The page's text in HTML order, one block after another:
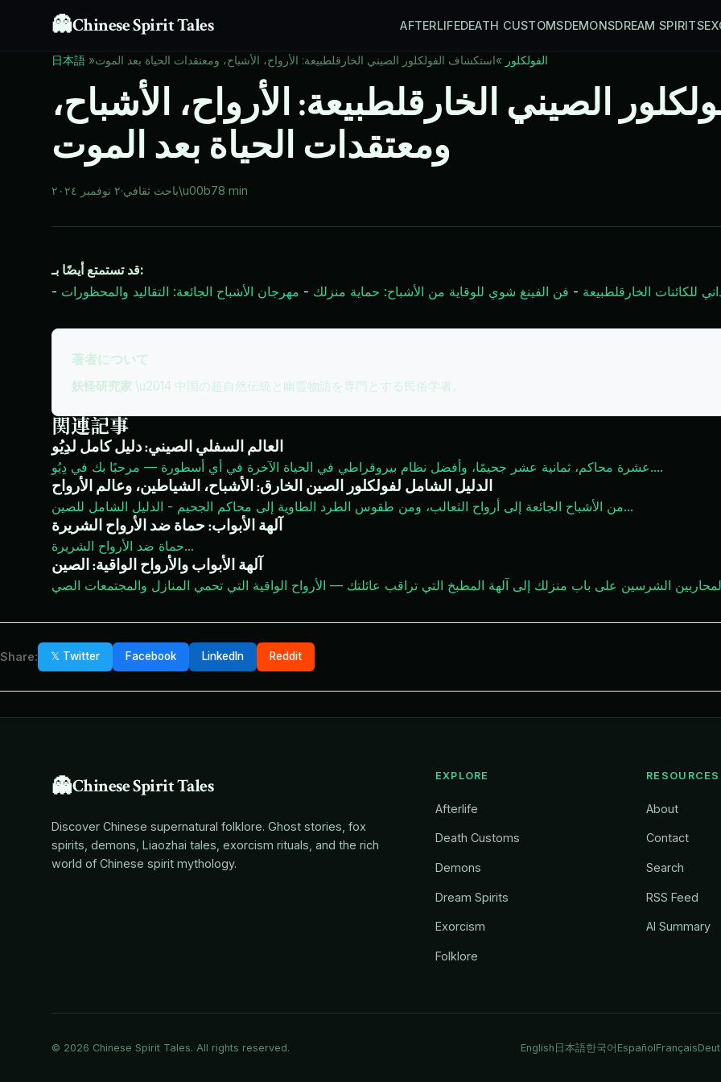
👻Chinese Spirit Tales AFTERLIFEDEATH CUSTOMSDEMONSDREAM SPIRITS
日本語 » الفولكلور »استكشاف الفولكلور الصيني الخارقلطبيعة: الأرواح، الأشباح، ومعتقدات الحياة بعد الموت
الصيني الخارقلطبيعة: الأرواح، الأشباح،
ومعتقدات الحياة بعد الموت
٢ نوفمبر ٢٠٢٤·باحث ثقافي\u00b78 min
قد تستمتع أيضًا بـ:
-
للكائنات الخارقلطبيعة - فن الفينغ شوي للوقاية من الأشباح: حماية منزلك - مهرجان الأشباح الجائعة: التقاليد والمحظورات
著者について
妖怪研究家 \u2014 中国の超自然伝統と幽霊物語を専門とする民俗学者。
関連記事
العالم السفلي الصيني: دليل كامل لدِيُو
عشرة محاكم، ثمانية عشر جحيمًا، وأفضل نظام بيروقراطي في الحياة الآخرة في أي أسطورة — مرحبًا بك في دِيُو....
الدليل الشامل لفولكلور الصين الخارق: الأشباح، الشياطين، وعالم الأرواح
من الأشباح الجائعة إلى أرواح الثعالب، ومن طقوس الطرد الطاوية إلى محاكم الجحيم - الدليل الشامل للصين...
آلهة الأبواب: حماة ضد الأرواح الشريرة
حماة ضد الأرواح الشريرة...
آلهة الأبواب والأرواح الواقية: الصين
الشرسين على باب منزلك إلى آلهة المطبخ التي تراقب عائلتك — الأرواح الواقية التي تحمي المنازل والمجتمعات الصي
Share: 𝕏 Twitter Facebook LinkedIn Reddit
👻Chinese Spirit Tales
Discover Chinese supernatural folklore. Ghost stories, fox
spirits, demons, Liaozhai tales, exorcism rituals, and the rich
world of Chinese spirit mythology.
EXPLORE
Afterlife
Death Customs
Demons
Dream Spirits
Exorcism
Folklore
RESOURCES
About
Contact
Search
RSS Feed
AI Summary
© 2026 Chinese Spirit Tales. All rights reserved. English 日本語한국어 EspañolFrançais